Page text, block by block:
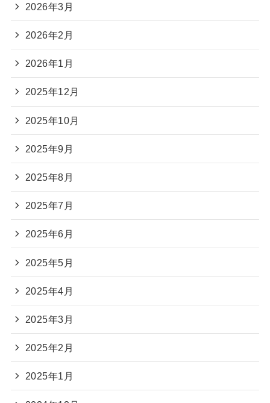
2026年3月
2026年2月
2026年1月
2025年12月
2025年10月
2025年9月
2025年8月
2025年7月
2025年6月
2025年5月
2025年4月
2025年3月
2025年2月
2025年1月